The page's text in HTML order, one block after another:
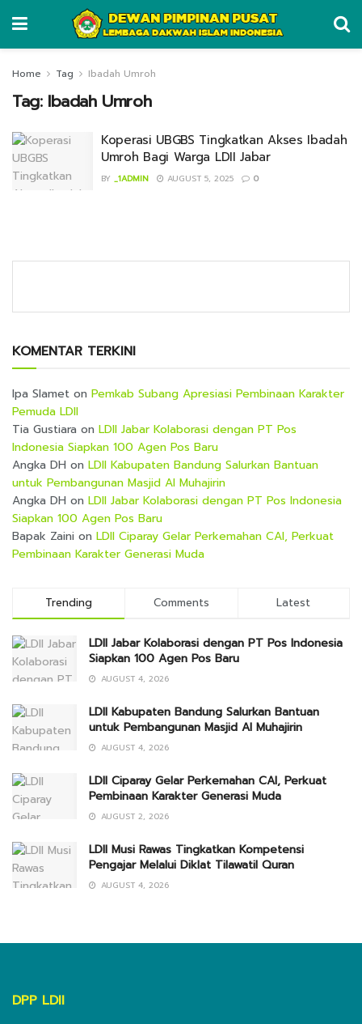
Home Tag Ibadah Umroh
Tag: Ibadah Umroh
Koperasi UBGBS Tingkatkan Akses Ibadah
Umroh Bagi Warga LDII Jabar
BY _1ADMIN AUGUST 5, 2025 0
KOMENTAR TERKINI
Ipa Slamet on Pemkab Subang Apresiasi Pembinaan Karakter
Pemuda LDII
Tia Gustiara on LDII Jabar Kolaborasi dengan PT Pos
Indonesia Siapkan 100 Agen Pos Baru
Angka DH on LDII Kabupaten Bandung Salurkan Bantuan
untuk Pembangunan Masjid Al Muhajirin
Angka DH on LDII Jabar Kolaborasi dengan PT Pos Indonesia
Siapkan 100 Agen Pos Baru
Bapak Zaini on LDII Ciparay Gelar Perkemahan CAI, Perkuat
Pembinaan Karakter Generasi Muda
Trending Comments Latest
LDII Jabar Kolaborasi dengan PT Pos Indonesia
Siapkan 100 Agen Pos Baru
AUGUST 4, 2026
LDII Kabupaten Bandung Salurkan Bantuan
untuk Pembangunan Masjid Al Muhajirin
AUGUST 4, 2026
LDII Ciparay Gelar Perkemahan CAI, Perkuat
Pembinaan Karakter Generasi Muda
AUGUST 2, 2026
LDII Musi Rawas Tingkatkan Kompetensi
Pengajar Melalui Diklat Tilawatil Quran
AUGUST 4, 2026
DPP LDII